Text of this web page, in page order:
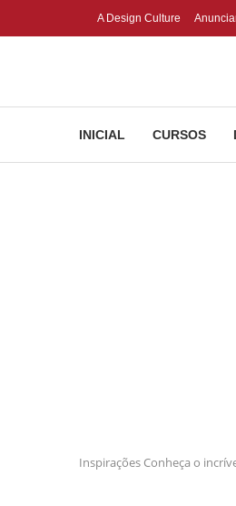
A Design Culture
INICIAL CURSOS
Inspirações Conheça o